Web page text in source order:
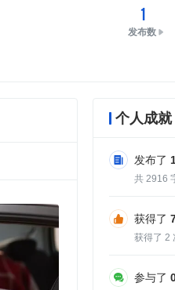
1
发布数
个人成就
发布了
共 2916
获得了
获得了 2
参与了